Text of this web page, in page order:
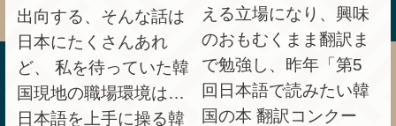
出向する、そんな話は
日本にたくさんあれ
ど、 私を待っていた韓
国現地の職場環境は…
日本語を上手に操る韓
える立場になり、興味
のおもむくまま翻訳ま
で勉強し、昨年「第5
回日本語で読みたい韓
国の本 翻訳コンクー